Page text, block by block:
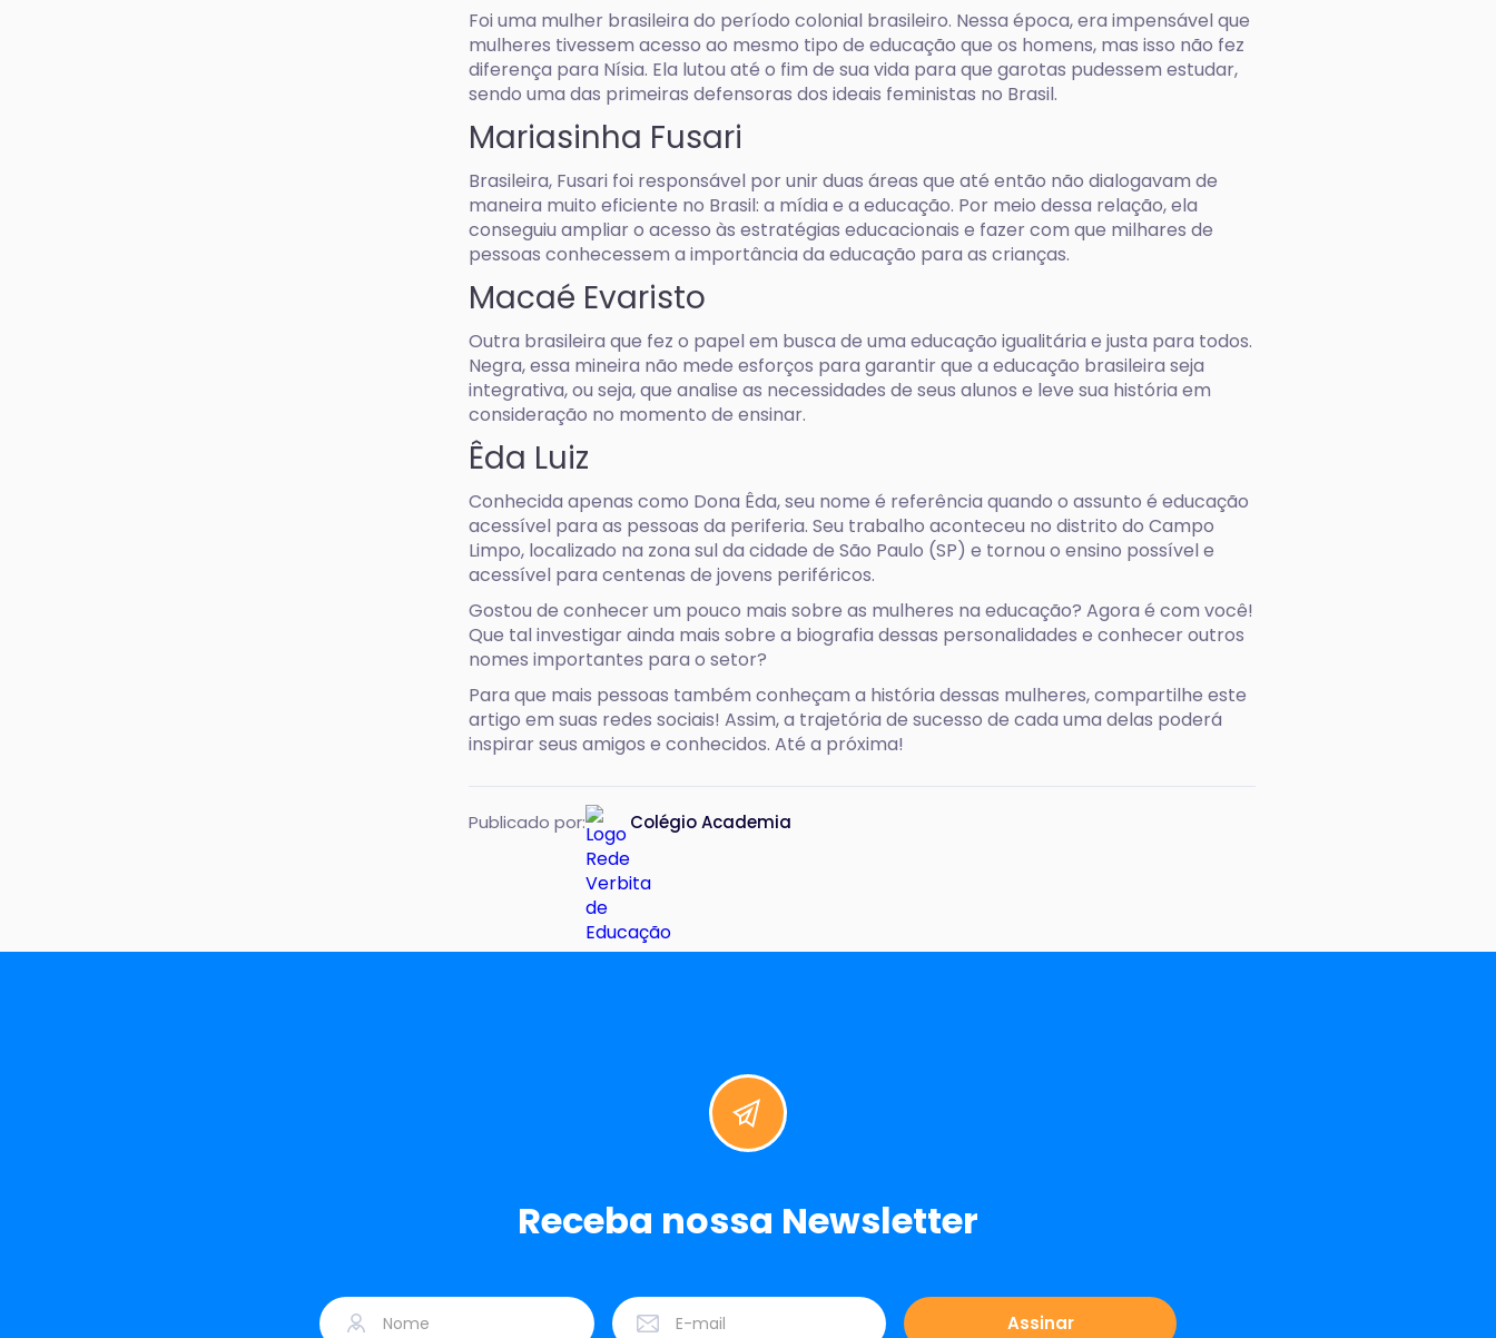
Foi uma mulher brasileira do período colonial brasileiro. Nessa época, era impensável que
mulheres tivessem acesso ao mesmo tipo de educação que os homens, mas isso não fez
diferença para Nísia. Ela lutou até o fim de sua vida para que garotas pudessem estudar,
sendo uma das primeiras defensoras dos ideais feministas no Brasil.
Mariasinha Fusari
Brasileira, Fusari foi responsável por unir duas áreas que até então não dialogavam de
maneira muito eficiente no Brasil: a mídia e a educação. Por meio dessa relação, ela
conseguiu ampliar o acesso às estratégias educacionais e fazer com que milhares de
pessoas conhecessem a importância da educação para as crianças.
Macaé Evaristo
Outra brasileira que fez o papel em busca de uma educação igualitária e justa para todos.
Negra, essa mineira não mede esforços para garantir que a educação brasileira seja
integrativa, ou seja, que analise as necessidades de seus alunos e leve sua história em
consideração no momento de ensinar.
Êda Luiz
Conhecida apenas como Dona Êda, seu nome é referência quando o assunto é educação
acessível para as pessoas da periferia. Seu trabalho aconteceu no distrito do Campo
Limpo, localizado na zona sul da cidade de São Paulo (SP) e tornou o ensino possível e
acessível para centenas de jovens periféricos.
Gostou de conhecer um pouco mais sobre as mulheres na educação? Agora é com você!
Que tal investigar ainda mais sobre a biografia dessas personalidades e conhecer outros
nomes importantes para o setor?
Para que mais pessoas também conheçam a história dessas mulheres, compartilhe este
artigo em suas redes sociais! Assim, a trajetória de sucesso de cada uma delas poderá
inspirar seus amigos e conhecidos. Até a próxima!
Publicado por: Colégio Academia
Receba nossa Newsletter